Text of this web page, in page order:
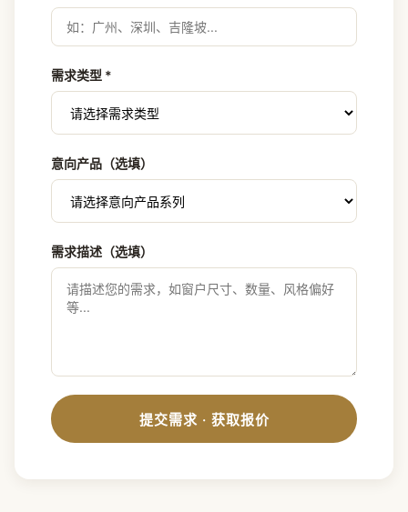
需求类型 *
意向产品（选填）
需求描述（选填）
提交需求 · 获取报价